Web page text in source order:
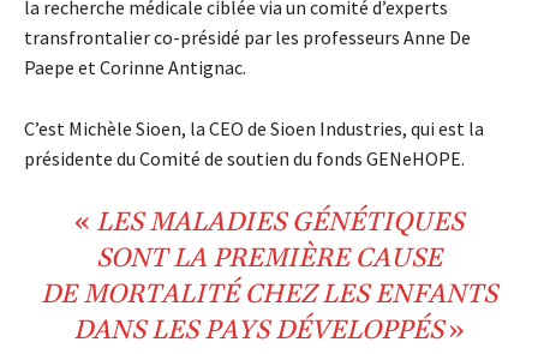
la recherche médicale ciblée via un comité d’experts
transfrontalier co-présidé par les professeurs Anne De
Paepe et Corinne Antignac.
C’est Michèle Sioen, la CEO de Sioen Industries, qui est la
présidente du Comité de soutien du fonds GENeHOPE.
« LESMALADIES GÉNÉTIQUES
SONT LA PREMIÈRE CAUSE
DEMORTALITÉCHEZ LES ENFANTS
DANS LES PAYS DÉVELOPPÉS»